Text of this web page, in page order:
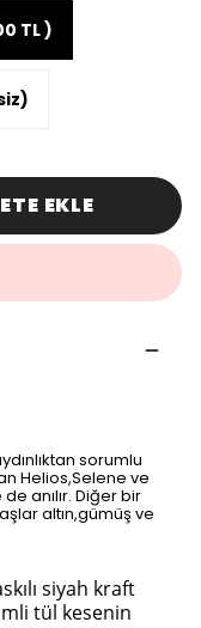
TL )
EKLE
sorumlu
Helios,Selene ve
anılır. Diğer bir
altın,gümüş ve
siyah kraft
tül kesenin